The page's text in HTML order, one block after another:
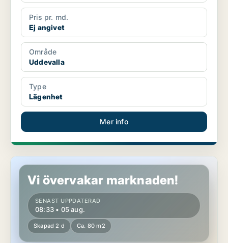
Pris pr. md.
Ej angivet
Område
Uddevalla
Type
Lägenhet
Mer info
Lägenhet i Uddevalla
Vi övervakar marknaden!
SENAST UPPDATERAD
08:33 • 05 aug.
Skapad 2 d Ca. 80 m2